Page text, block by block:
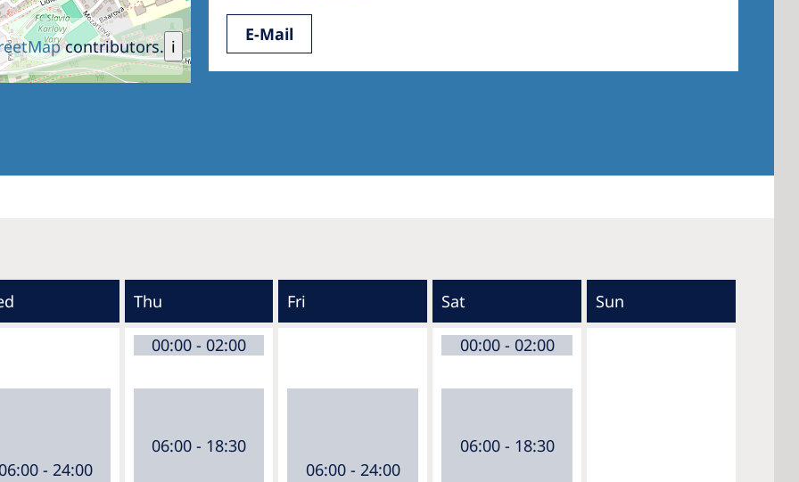
i
contributors.
E-Mail
Thu Fri Sat Sun
06:00 - 24:00
00:00 - 02:00
06:00 - 18:30
06:00 - 24:00
00:00 - 02:00
06:00 - 18:30